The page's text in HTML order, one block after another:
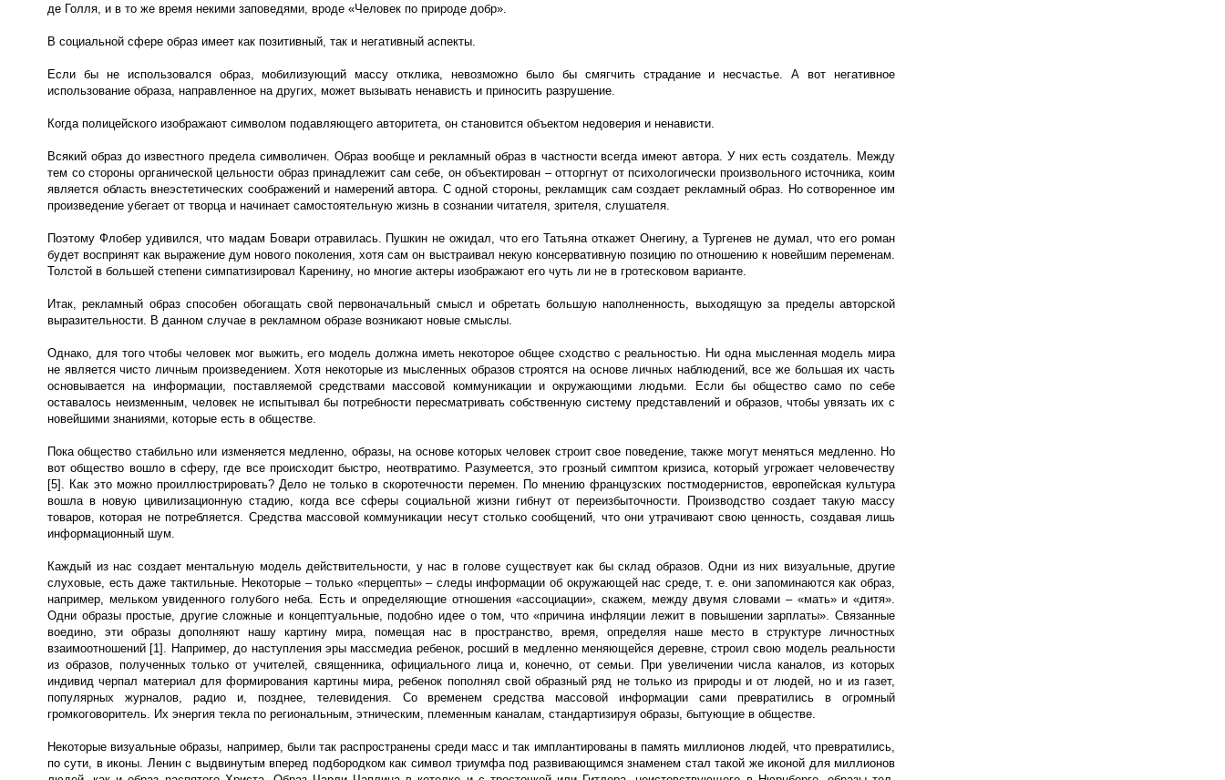
де Голля, и в то же время некими заповедями, вроде «Человек по природе добр».
В социальной сфере образ имеет как позитивный, так и негативный аспекты.
Если бы не использовался образ, мобилизующий массу отклика, невозможно было бы смягчить страдание и несчастье. А вот негативное
использование образа, направленное на других, может вызывать ненависть и приносить разрушение.
Когда полицейского изображают символом подавляющего авторитета, он становится объектом недоверия и ненависти.
Всякий образ до известного предела символичен. Образ вообще и рекламный образ в частности всегда имеют автора. У них есть создатель. Между
тем со стороны органической цельности образ принадлежит сам себе, он объектирован – отторгнут от психологически произвольного источника, коим
является область внеэстетических соображений и намерений автора. С одной стороны, рекламщик сам создает рекламный образ. Но сотворенное им
произведение убегает от творца и начинает самостоятельную жизнь в сознании читателя, зрителя, слушателя.
Поэтому Флобер удивился, что мадам Бовари отравилась. Пушкин не ожидал, что его Татьяна откажет Онегину, а Тургенев не думал, что его роман
будет воспринят как выражение дум нового поколения, хотя сам он выстраивал некую консервативную позицию по отношению к новейшим переменам.
Толстой в большей степени симпатизировал Каренину, но многие актеры изображают его чуть ли не в гротесковом варианте.
Итак, рекламный образ способен обогащать свой первоначальный смысл и обретать большую наполненность, выходящую за пределы авторской
выразительности. В данном случае в рекламном образе возникают новые смыслы.
Однако, для того чтобы человек мог выжить, его модель должна иметь некоторое общее сходство с реальностью. Ни одна мысленная модель мира
не является чисто личным произведением. Хотя некоторые из мысленных образов строятся на основе личных наблюдений, все же большая их часть
основывается на информации, поставляемой средствами массовой коммуникации и окружающими людьми. Если бы общество само по себе
оставалось неизменным, человек не испытывал бы потребности пересматривать собственную систему представлений и образов, чтобы увязать их с
новейшими знаниями, которые есть в обществе.
Пока общество стабильно или изменяется медленно, образы, на основе которых человек строит свое поведение, также могут меняться медленно. Но
вот общество вошло в сферу, где все происходит быстро, неотвратимо. Разумеется, это грозный симптом кризиса, который угрожает человечеству
[5]. Как это можно проиллюстрировать? Дело не только в скоротечности перемен. По мнению французских постмодернистов, европейская культура
вошла в новую цивилизационную стадию, когда все сферы социальной жизни гибнут от переизбыточности. Производство создает такую массу
товаров, которая не потребляется. Средства массовой коммуникации несут столько сообщений, что они утрачивают свою ценность, создавая лишь
информационный шум.
Каждый из нас создает ментальную модель действительности, у нас в голове существует как бы склад образов. Одни из них визуальные, другие
слуховые, есть даже тактильные. Некоторые – только «перцепты» – следы информации об окружающей нас среде, т. е. они запоминаются как образ,
например, мельком увиденного голубого неба. Есть и определяющие отношения «ассоциации», скажем, между двумя словами – «мать» и «дитя».
Одни образы простые, другие сложные и концептуальные, подобно идее о том, что «причина инфляции лежит в повышении зарплаты». Связанные
воедино, эти образы дополняют нашу картину мира, помещая нас в пространство, время, определяя наше место в структуре личностных
взаимоотношений [1]. Например, до наступления эры массмедиа ребенок, росший в медленно меняющейся деревне, строил свою модель реальности
из образов, полученных только от учителей, священника, официального лица и, конечно, от семьи. При увеличении числа каналов, из которых
индивид черпал материал для формирования картины мира, ребенок пополнял свой образный ряд не только из природы и от людей, но и из газет,
популярных журналов, радио и, позднее, телевидения. Со временем средства массовой информации сами превратились в огромный
громкоговоритель. Их энергия текла по региональным, этническим, племенным каналам, стандартизируя образы, бытующие в обществе.
Некоторые визуальные образы, например, были так распространены среди масс и так имплантированы в память миллионов людей, что превратились,
по сути, в иконы. Ленин с выдвинутым вперед подбородком как символ триумфа под развивающимся знаменем стал такой же иконой для миллионов